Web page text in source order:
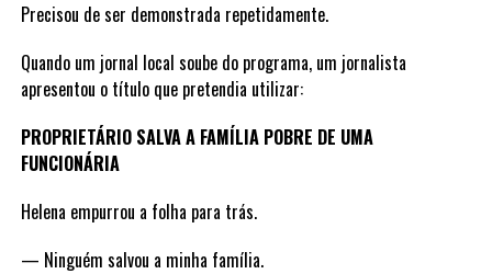
Precisou de ser demonstrada repetidamente.
Quando um jornal local soube do programa, um jornalista
apresentou o título que pretendia utilizar:
PROPRIETÁRIO SALVA A FAMÍLIA POBRE DE UMA
FUNCIONÁRIA
Helena empurrou a folha para trás.
— Ninguém salvou a minha família.